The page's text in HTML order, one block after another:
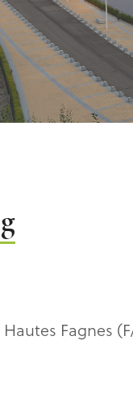
Fagnes